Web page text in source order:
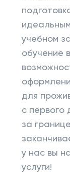
учебном
обучение
для
с первого
за
у нас вы
услуги!